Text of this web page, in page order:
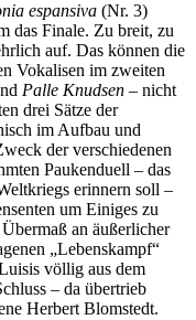
espansiva (Nr. 3)
das Finale. Zu breit, zu
auf. Das können die
Vokalisen im zweiten
Palle Knudsen – nicht
drei Sätze der
im Aufbau und
der verschiedenen
Paukenduell – das
erinnern soll –
um Einiges zu
an äußerlicher
„Lebenskampf“
völlig aus dem
– da übertrieb
Herbert Blomstedt.